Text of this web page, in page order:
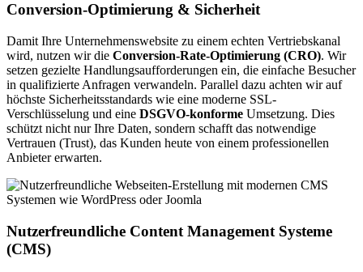
Conversion-Optimierung & Sicherheit
Damit Ihre Unternehmenswebsite zu einem echten Vertriebskanal
wird, nutzen wir die Conversion-Rate-Optimierung (CRO). Wir
setzen gezielte Handlungsaufforderungen ein, die einfache Besucher
in qualifizierte Anfragen verwandeln. Parallel dazu achten wir auf
höchste Sicherheitsstandards wie eine moderne SSL-
Verschlüsselung und eine DSGVO-konforme Umsetzung. Dies
schützt nicht nur Ihre Daten, sondern schafft das notwendige
Vertrauen (Trust), das Kunden heute von einem professionellen
Anbieter erwarten.
Nutzerfreundliche Content Management Systeme
(CMS)